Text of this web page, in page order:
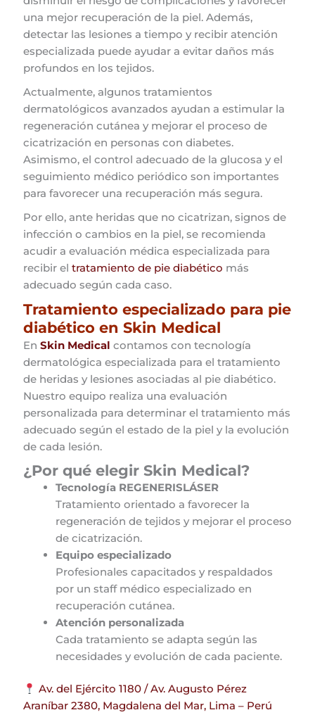
una mejor recuperación de la piel. Además,
detectar las lesiones a tiempo y recibir atención
especializada puede ayudar a evitar daños más
profundos en los tejidos.
Actualmente, algunos tratamientos
dermatológicos avanzados ayudan a estimular la
regeneración cutánea y mejorar el proceso de
cicatrización en personas con diabetes.
Asimismo, el control adecuado de la glucosa y el
seguimiento médico periódico son importantes
para favorecer una recuperación más segura.
Por ello, ante heridas que no cicatrizan, signos de
infección o cambios en la piel, se recomienda
acudir a evaluación médica especializada para
recibir eltratamiento de pie diabético más
adecuado según cada caso.
Tratamiento especializado para pie
diabético en Skin Medical
EnSkin Medical contamos con tecnología
dermatológica especializada para el tratamiento
de heridas y lesiones asociadas al pie diabético.
Nuestro equipo realiza una evaluación
personalizada para determinar el tratamiento más
adecuado según el estado de la piel y la evolución
de cada lesión.
¿Por qué elegir Skin Medical?
Tecnología REGENERISLÁSER
Tratamiento orientado a favorecer la
regeneración de tejidos y mejorar el proceso
de cicatrización.
Equipo especializado
Profesionales capacitados y respaldados
por un staff médico especializado en
recuperación cutánea.
Atención personalizada
Cada tratamiento se adapta según las
necesidades y evolución de cada paciente.
Av. del Ejército 1180 / Av. Augusto Pérez
Araníbar 2380, Magdalena del Mar, Lima – Perú